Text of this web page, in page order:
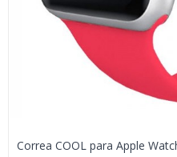
Correa COOL para Apple